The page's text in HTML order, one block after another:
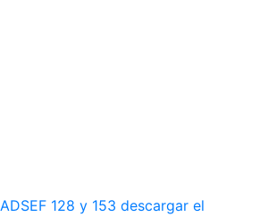
128 y 153 descargar el